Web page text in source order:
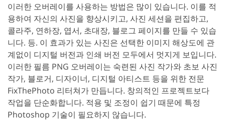
이러한 오버레이를 사용하는 방법은 많이 있습니다. 이를 적
용하여 자신의 사진을 향상시키고, 사진 세션을 편집하고,
콜라주, 연하장, 엽서, 초대장, 블로그 페이지를 만들 수 있습
니다. 등. 이 효과가 있는 사진은 선택한 이미지 해상도에 관
계없이 디지털 버전과 인쇄 버전 모두에서 멋지게 보입니다.
이러한 필름 PNG 오버레이는 숙련된 사진 작가와 초보 사진
작가, 블로거, 디자이너, 디지털 아티스트 등을 위한 전문
FixThePhoto 리터쳐가 만듭니다. 창의적인 프로젝트보다
작업을 단순화합니다. 적용 및 조정이 쉽기 때문에 특정
Photoshop 기술이 필요하지 않습니다.